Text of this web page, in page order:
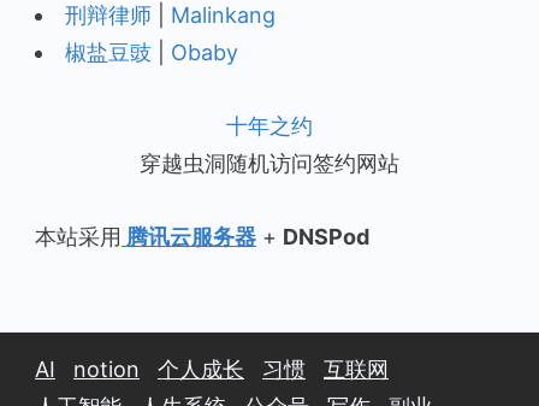
刑辩律师
Malinkang
椒盐豆豉
Obaby
十年之约
穿越虫洞随机访问签约网站
本站采用 腾讯云服务器 + DNSPod
AI notion 个人成长 习惯
互联网